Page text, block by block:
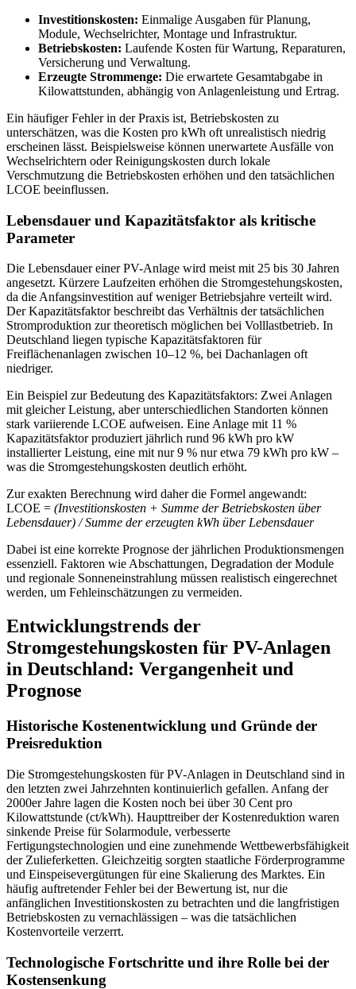
Investitionskosten: Einmalige Ausgaben für Planung,
Module, Wechselrichter, Montage und Infrastruktur.
Betriebskosten: Laufende Kosten für Wartung, Reparaturen,
Versicherung und Verwaltung.
Erzeugte Strommenge: Die erwartete Gesamtabgabe in
Kilowattstunden, abhängig von Anlagenleistung und Ertrag.
Ein häufiger Fehler in der Praxis ist, Betriebskosten zu
unterschätzen, was die Kosten pro kWh oft unrealistisch niedrig
erscheinen lässt. Beispielsweise können unerwartete Ausfälle von
Wechselrichtern oder Reinigungskosten durch lokale
Verschmutzung die Betriebskosten erhöhen und den tatsächlichen
LCOE beeinflussen.
Lebensdauer und Kapazitätsfaktor als kritische
Parameter
Die Lebensdauer einer PV-Anlage wird meist mit 25 bis 30 Jahren
angesetzt. Kürzere Laufzeiten erhöhen die Stromgestehungskosten,
da die Anfangsinvestition auf weniger Betriebsjahre verteilt wird.
Der Kapazitätsfaktor beschreibt das Verhältnis der tatsächlichen
Stromproduktion zur theoretisch möglichen bei Volllastbetrieb. In
Deutschland liegen typische Kapazitätsfaktoren für
Freiflächenanlagen zwischen 10–12 %, bei Dachanlagen oft
niedriger.
Ein Beispiel zur Bedeutung des Kapazitätsfaktors: Zwei Anlagen
mit gleicher Leistung, aber unterschiedlichen Standorten können
stark variierende LCOE aufweisen. Eine Anlage mit 11 %
Kapazitätsfaktor produziert jährlich rund 96 kWh pro kW
installierter Leistung, eine mit nur 9 % nur etwa 79 kWh pro kW –
was die Stromgestehungskosten deutlich erhöht.
Zur exakten Berechnung wird daher die Formel angewandt:
LCOE = (Investitionskosten + Summe der Betriebskosten über
Lebensdauer) / Summe der erzeugten kWh über Lebensdauer
Dabei ist eine korrekte Prognose der jährlichen Produktionsmengen
essenziell. Faktoren wie Abschattungen, Degradation der Module
und regionale Sonneneinstrahlung müssen realistisch eingerechnet
werden, um Fehleinschätzungen zu vermeiden.
Entwicklungstrends der
Stromgestehungskosten für PV-Anlagen
in Deutschland: Vergangenheit und
Prognose
Historische Kostenentwicklung und Gründe der
Preisreduktion
Die Stromgestehungskosten für PV-Anlagen in Deutschland sind in
den letzten zwei Jahrzehnten kontinuierlich gefallen. Anfang der
2000er Jahre lagen die Kosten noch bei über 30 Cent pro
Kilowattstunde (ct/kWh). Haupttreiber der Kostenreduktion waren
sinkende Preise für Solarmodule, verbesserte
Fertigungstechnologien und eine zunehmende Wettbewerbsfähigkeit
der Zulieferketten. Gleichzeitig sorgten staatliche Förderprogramme
und Einspeisevergütungen für eine Skalierung des Marktes. Ein
häufig auftretender Fehler bei der Bewertung ist, nur die
anfänglichen Investitionskosten zu betrachten und die langfristigen
Betriebskosten zu vernachlässigen – was die tatsächlichen
Kostenvorteile verzerrt.
Technologische Fortschritte und ihre Rolle bei der
Kostensenkung